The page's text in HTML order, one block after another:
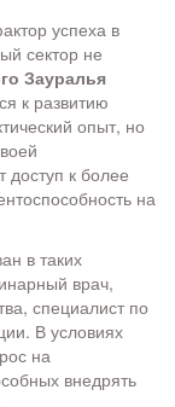
успеха в
сектор не
Зауралья
к развитию
опыт, но
к более
на
в таких
врач,
специалист по
В условиях
на
внедрять